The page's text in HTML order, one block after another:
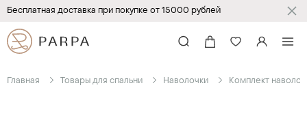
Бесплатная доставка при покупке от 15000 рублей
Главная Товары для спальни Наволочки Комплект